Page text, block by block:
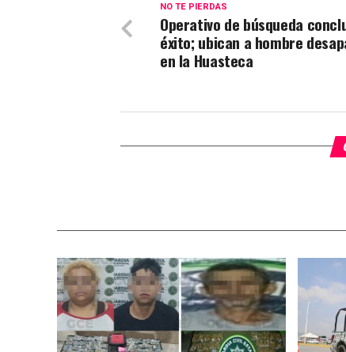
NO TE PIERDAS
Operativo de búsqueda
éxito; ubican a hombre
en la Huasteca